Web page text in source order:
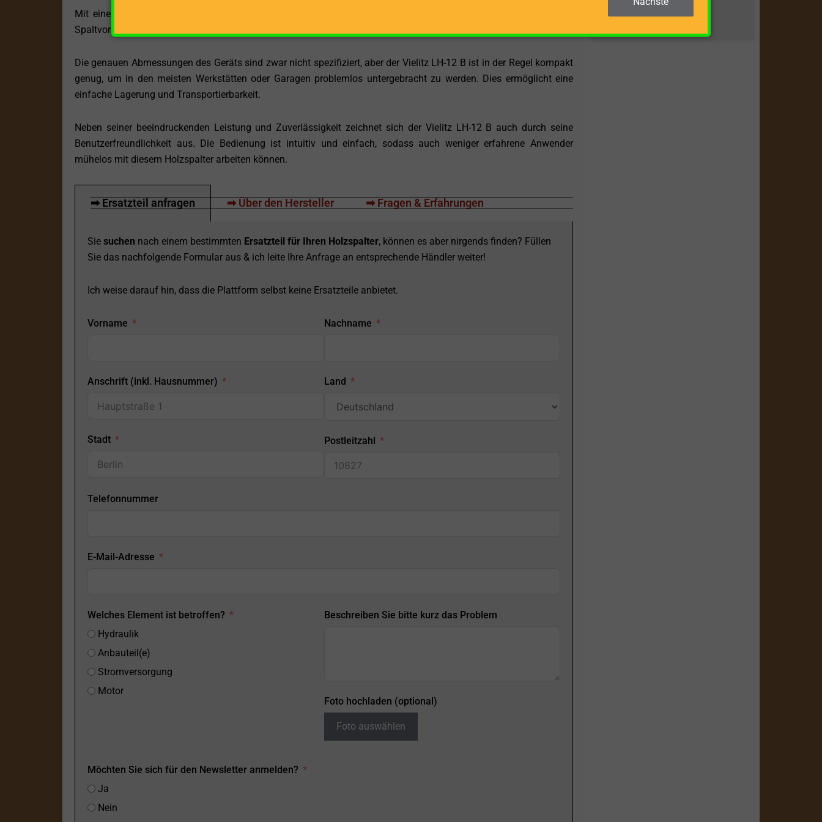
Mit einem Gewicht von 250 kg ist der Vielitz LH-12 B ein robustes und stabiles Gerät. Dies sorgt während des
Spaltvorgangs für Stabilität und minimiert Vibrationen, was die Sicherheit und Präzision Ihrer Arbeit erhöht.
Die genauen Abmessungen des Geräts sind zwar nicht spezifiziert, aber der Vielitz LH-12 B ist in der Regel kompakt
genug, um in den meisten Werkstätten oder Garagen problemlos untergebracht zu werden. Dies ermöglicht eine
einfache Lagerung und Transportierbarkeit.
Neben seiner beeindruckenden Leistung und Zuverlässigkeit zeichnet sich der Vielitz LH-12 B auch durch seine
Benutzerfreundlichkeit aus. Die Bedienung ist intuitiv und einfach, sodass auch weniger erfahrene Anwender
mühelos mit diesem Holzspalter arbeiten können.
➡ Ersatzteil anfragen ➡ Über den Hersteller ➡ Fragen & Erfahrungen
Sie suchen nach einem bestimmten Ersatzteil für Ihren Holzspalter, können es aber nirgends finden? Füllen
Sie das nachfolgende Formular aus & ich leite Ihre Anfrage an entsprechende Händler weiter!
Ich weise darauf hin, dass die Plattform selbst keine Ersatzteile anbietet.
Vorname Nachname
Anschrift (inkl. Hausnummer)
Stadt
Land
Postleitzahl
Telefonnummer
E-Mail-Adresse
Welches Element ist betroffen?
Hydraulik
Anbauteil(e)
Stromversorgung
Motor
Beschreiben Sie bitte kurz das Problem
Foto hochladen (optional)
Foto auswählen
Möchten Sie sich für den Newsletter anmelden?
Ja
Nein
ZUM BEITRAG »